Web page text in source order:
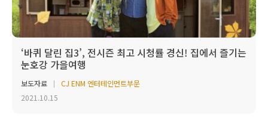
‘바퀴 달린 집3’, 전시즌 최고 시청률 경신! 집에서 즐기는
눈호강 가을여행
보도자료
CJ ENM 엔터테인먼트부문
2021.10.15